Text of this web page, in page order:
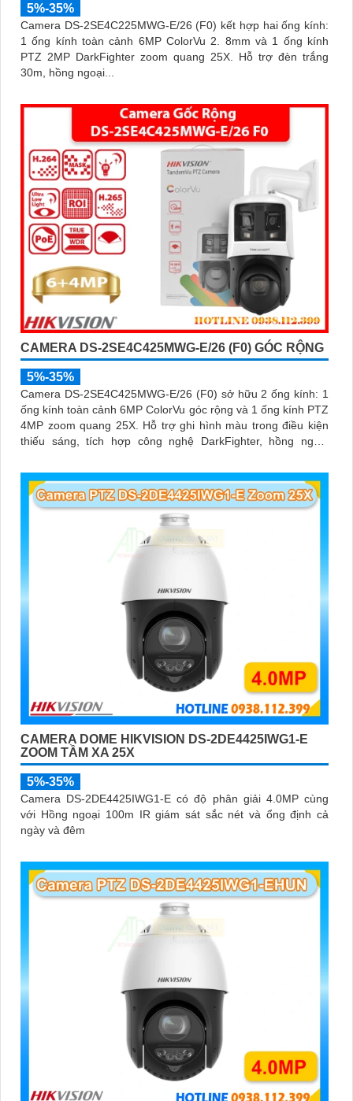
5%-35%
Camera DS-2SE4C225MWG-E/26 (F0) kết hợp hai ống kính:
1 ống kính toàn cảnh 6MP ColorVu 2. 8mm và 1 ống kính
PTZ 2MP DarkFighter zoom quang 25X. Hỗ trợ đèn trắng
30m, hồng ngoại...
CAMERA DS-2SE4C425MWG-E/26 (F0) GÓC RỘNG
5%-35%
Camera DS-2SE4C425MWG-E/26 (F0) sở hữu 2 ống kính: 1
ống kính toàn cảnh 6MP ColorVu góc rộng và 1 ống kính PTZ
4MP zoom quang 25X. Hỗ trợ ghi hình màu trong điều kiện
thiếu sáng, tích hợp công nghệ DarkFighter, hồng ngoại
chuẩn nén H
CAMERA DOME HIKVISION DS-2DE4425IWG1-E
ZOOM TẦM XA 25X
5%-35%
Camera DS-2DE4425IWG1-E có độ phân giải 4.0MP cùng
với Hồng ngoại 100m IR giám sát sắc nét và ổng định cả
ngày và đêm